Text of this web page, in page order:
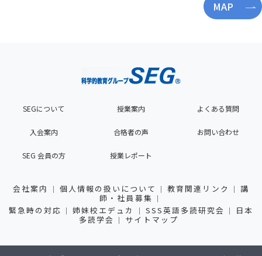
SEGについて 授業案内 よくある質問
入会案内 合格者の声 お問い合わせ
SEG 会員の方 授業レポート
MAP
会社案内 個人情報の扱いについて 教育関連リンク
講
師・社員募集
緊急時の対応
姉妹校エデュカ SSS英語多読研究会
日本
多読学会
サイトマップ